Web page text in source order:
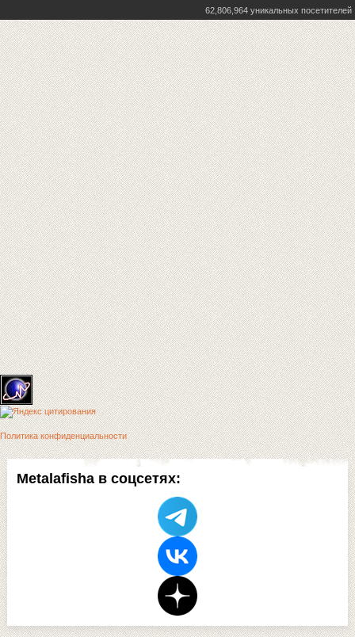
Metalafisha в соцсетях:
62,806,964 уникальных посетителей
Политика конфиденциальности